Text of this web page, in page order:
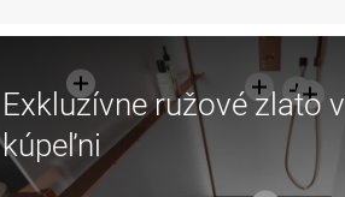
Exkluzívne ružové zlato v
kúpeľni